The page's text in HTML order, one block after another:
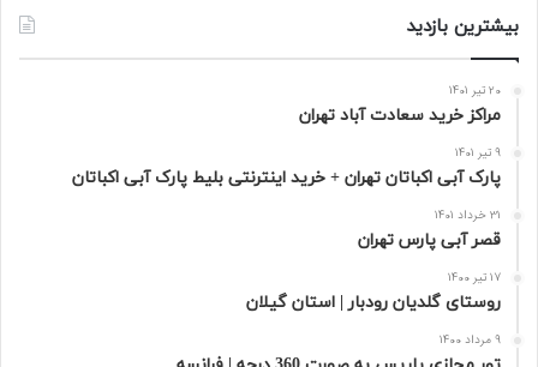
بیشترین بازدید
20 تیر 1401
مراکز خرید سعادت‌ آباد تهران
9 تیر 1401
پارک آبی اکباتان تهران + خرید اینترنتی بلیط پارک آبی اکباتان
31 خرداد 1401
قصر آبی پارس تهران
17 تیر 1400
روستای گلدیان رودبار | استان گیلان
9 مرداد 1400